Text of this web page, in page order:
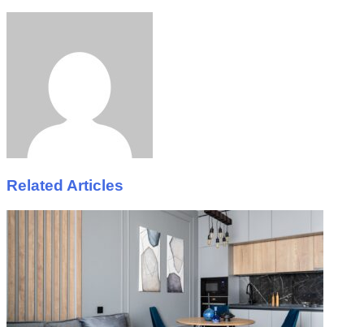
Related Articles